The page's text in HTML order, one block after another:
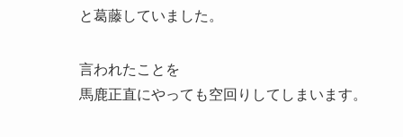
と葛藤していました。
言われたことを
馬鹿正直にやっても空回りしてしまいます。